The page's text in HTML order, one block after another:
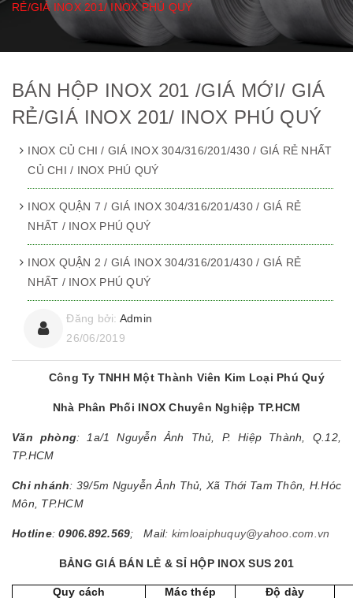
RẺ/GIÁ INOX 201/ INOX PHÚ QUÝ
BÁN HỘP INOX 201 /GIÁ MỚI/ GIÁ
RẺ/GIÁ INOX 201/ INOX PHÚ QUÝ
INOX CỦ CHI / GIÁ INOX 304/316/201/430 / GIÁ RẺ NHẤT
CỦ CHI / INOX PHÚ QUÝ
INOX QUẬN 7 / GIÁ INOX 304/316/201/430 / GIÁ RẺ
NHẤT / INOX PHÚ QUÝ
INOX QUẬN 2 / GIÁ INOX 304/316/201/430 / GIÁ RẺ
NHẤT / INOX PHÚ QUÝ
Đăng bởi: Admin
26/06/2019
Công Ty TNHH Một Thành Viên Kim Loại Phú Quý
Nhà Phân Phối INOX Chuyên Nghiệp TP.HCM
Văn phòng: 1a/1 Nguyễn Ảnh Thủ, P. Hiệp Thành, Q.12,
TP.HCM
Chi nhánh: 39/5m Nguyễn Ảnh Thủ, Xã Thới Tam Thôn, H.Hóc
Môn, TP.HCM
Hotline:0906.892.569; Mail: kimloaiphuquy@yahoo.com.vn
BẢNG GIÁ BÁN LẺ & SỈ HỘP INOX SUS 201
Quy cách Mác thép Độ dày